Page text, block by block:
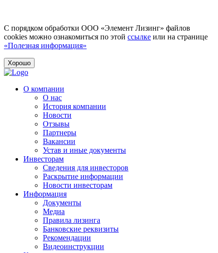
С порядком обработки ООО «Элемент Лизинг» файлов
cookies можно ознакомиться по этой ссылке или на странице
«Полезная информация»
Хорошо
О компании
О нас
История компании
Новости
Отзывы
Партнеры
Вакансии
Устав и иные документы
Инвесторам
Сведения для инвесторов
Раскрытие информации
Новости инвесторам
Информация
Документы
Медиа
Правила лизинга
Банковские реквизиты
Рекомендации
Видеоинструкции